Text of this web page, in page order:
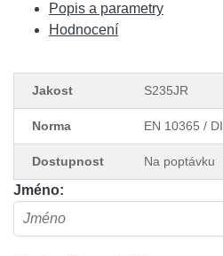
Popis a parametry
Hodnocení
Jakost S235JR
Norma EN 10365 /
Dostupnost Na poptávku
Jméno: